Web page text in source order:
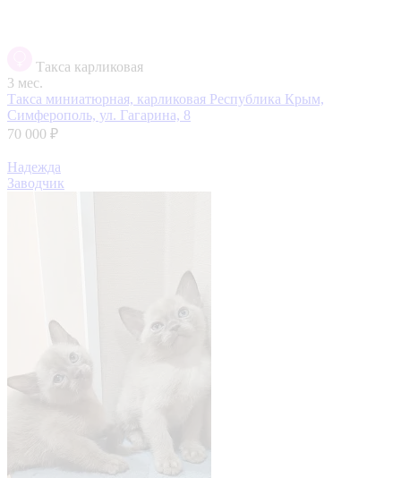
Такса карликовая
3 мес.
Такса миниатюрная, карликовая Республика Крым,
Симферополь, ул. Гагарина, 8
70 000 ₽
Надежда
Заводчик